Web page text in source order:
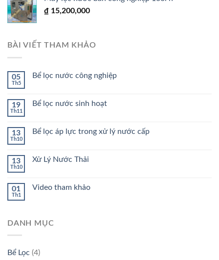
₫ 15,200,000
BÀI VIẾT THAM KHẢO
05
Th5
Bể lọc nước công nghiệp
19
Th11
Bể lọc nước sinh hoạt
13
Th10
Bể lọc áp lực trong xử lý nước cấp
13
Th10
Xử Lý Nước Thải
01
Th1
Video tham khảo
DANH MỤC
Bể Lọc (4)